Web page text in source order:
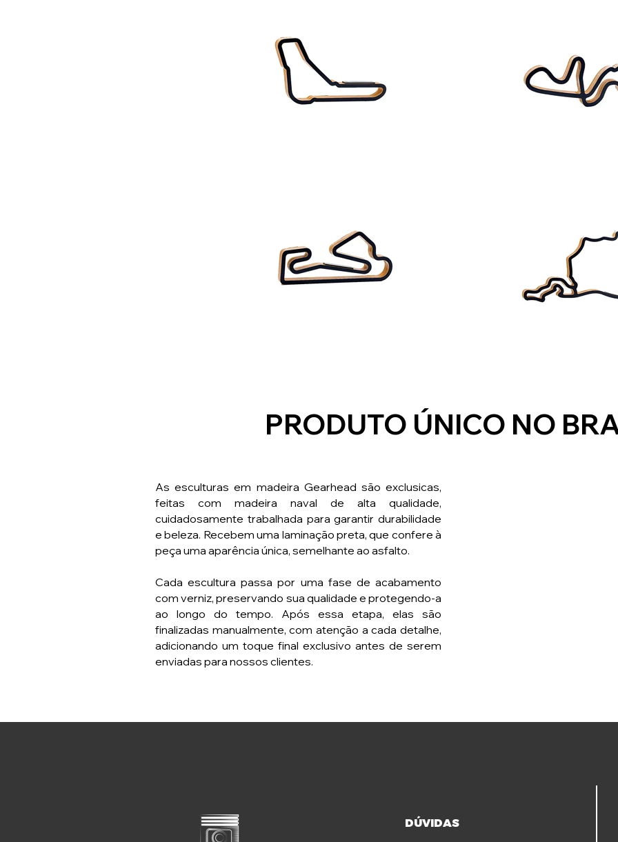
PRODUTO ÚNICO NO
As esculturas em madeira Gearhead são exclusicas,
feitas com madeira naval de alta qualidade,
cuidadosamente trabalhada para garantir durabilidade
e beleza. Recebem uma laminação preta, que confere à
peça uma aparência única, semelhante ao asfalto.
Cada escultura passa por uma fase de acabamento
com verniz, preservando sua qualidade e protegendo-a
ao longo do tempo. Após essa etapa, elas são
finalizadas manualmente, com atenção a cada detalhe,
adicionando um toque final exclusivo antes de serem
enviadas para nossos clientes.
DÚVIDAS